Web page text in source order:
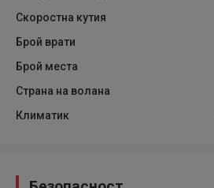
Скоростна кутия
Брой врати
Брой места
Страна на волана
Климатик